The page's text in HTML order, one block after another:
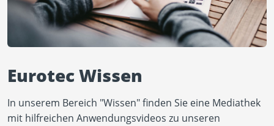
Eurotec Wissen
In unserem Bereich "Wissen" finden Sie eine Mediathek
mit hilfreichen Anwendungsvideos zu unseren